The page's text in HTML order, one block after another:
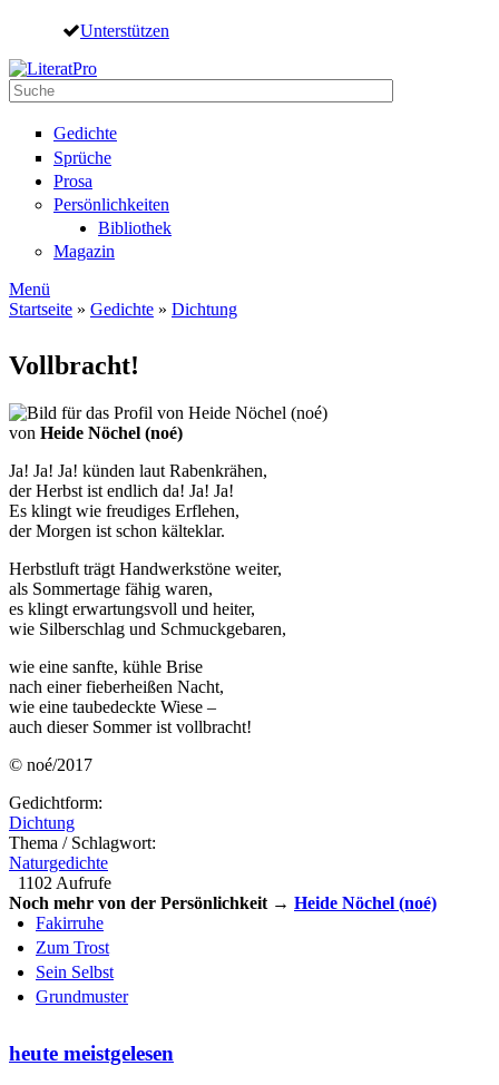
Direkt zum Inhalt
Unterstützen
Suche
Gedichte
Sprüche
Prosa
Persönlichkeiten
Bibliothek
Magazin
Menü
Startseite » Gedichte » Dichtung
Vollbracht!
von Heide Nöchel (noé)
Ja! Ja! Ja! künden laut Rabenkrähen,
der Herbst ist endlich da! Ja! Ja!
Es klingt wie freudiges Erflehen,
der Morgen ist schon kälteklar.
Herbstluft trägt Handwerkstöne weiter,
als Sommertage fähig waren,
es klingt erwartungsvoll und heiter,
wie Silberschlag und Schmuckgebaren,
wie eine sanfte, kühle Brise
nach einer fieberheißen Nacht,
wie eine taubedeckte Wiese –
auch dieser Sommer ist vollbracht!
© noé/2017
Gedichtform:
Dichtung
Thema / Schlagwort:
Naturgedichte
1102 Aufrufe
Noch mehr von der Persönlichkeit → Heide Nöchel (noé)
Fakirruhe
Zum Trost
Sein Selbst
Grundmuster
heute meistgelesen